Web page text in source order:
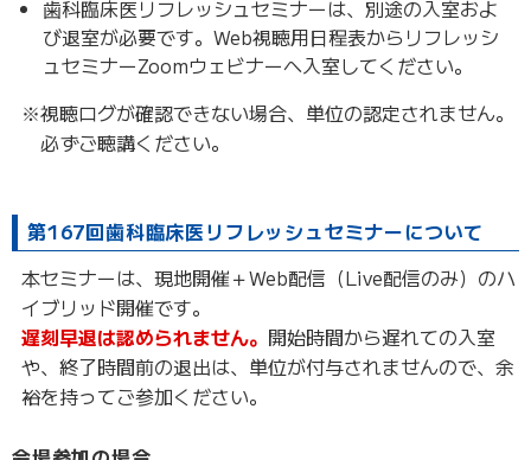
歯科臨床医リフレッシュセミナーは、別途の入室およ
び退室が必要です。Web視聴用日程表からリフレッシ
ュセミナーZoomウェビナーへ入室してください。
※視聴ログが確認できない場合、単位の認定されません。
必ずご聴講ください。
第167回歯科臨床医リフレッシュセミナーについて
本セミナーは、現地開催＋Web配信（Live配信のみ）のハ
イブリッド開催です。
遅刻早退は認められません。 開始時間から遅れての入室
や、終了時間前の退出は、単位が付与されませんので、余
裕を持ってご参加ください。